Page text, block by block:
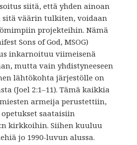
siitä, että yhden ainoan
sitä väärin tulkiten, voidaan
projekteihin. Nämä
Sons of God, MSOG)
inkarnoituu viimeisenä
mutta vain yhdistyneeseen
lähtökohta järjestölle on
(Joel 2:1–11). Tämä kaikkia
armeija perustettiin,
saataisiin
kirkkoihin. Siihen kuuluu
jo 1990-luvun alussa.